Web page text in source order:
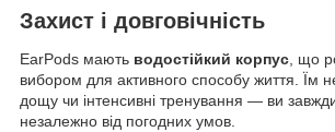
Захист і довговічність
EarPods мають водостійкий корпус, що
вибором для активного способу життя. Їм
дощу чи інтенсивні тренування — ви завжди
незалежно від погодних умов.